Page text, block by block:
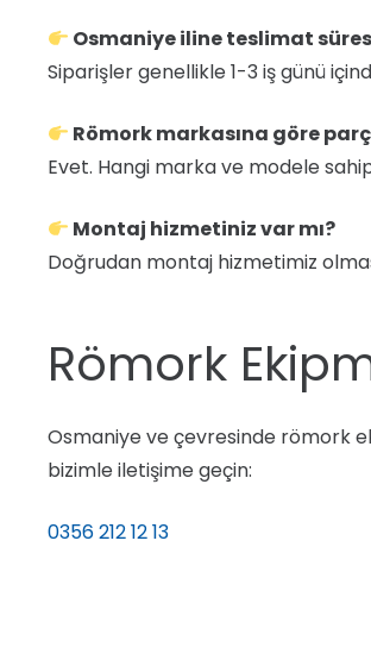
Osmaniye iline teslimat
Siparişler genellikle 1-3 iş günü
Römork markasına göre
Evet. Hangi marka ve modele
Montaj hizmetiniz var mı?
Doğrudan montaj hizmetimiz
Römork
Osmaniye ve çevresinde römork
bizimle iletişime geçin:
0356 212 12 13